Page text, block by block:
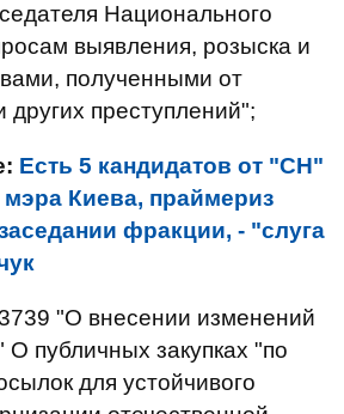
Национального
выявления, розыска и
полученными от
других преступлений";
Есть 5 кандидатов от "СН"
Киева, праймериз
фракции, - "слуга
"О внесении изменений
О публичных закупках "по
для устойчивого